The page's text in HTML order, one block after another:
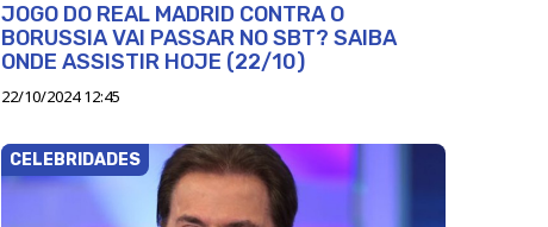
JOGO DO REAL MADRID CONTRA O
BORUSSIA VAI PASSAR NO SBT? SAIBA
ONDE ASSISTIR HOJE (22/10)
22/10/2024 12:45
CELEBRIDADES